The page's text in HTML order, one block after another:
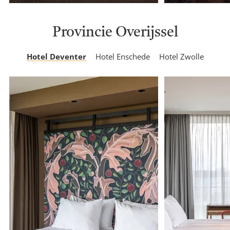
Provincie Overijssel
Hotel Deventer Hotel Enschede Hotel Zwolle